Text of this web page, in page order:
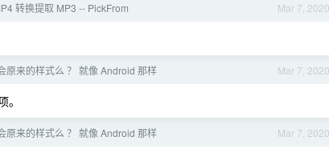
Mar 7, 2020
转换提取 MP3 -- PickFrom
Mar 7, 2020
原来的样式么 ？ 就像 Android 那样
Mar 7, 2020
原来的样式么 ？ 就像 Android 那样